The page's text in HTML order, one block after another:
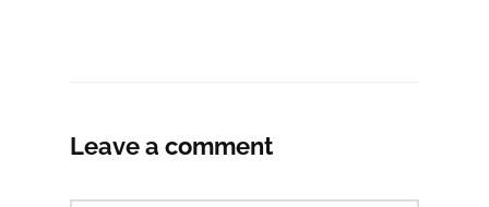
Leave a comment